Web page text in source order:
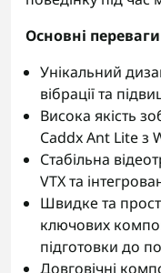
Основні переваги
Унікальний
вібрації та
Висока якість
Caddx Ant Lite з
Стабільна
VTX та
Швидке та
ключових
підготовки до
Довговічні